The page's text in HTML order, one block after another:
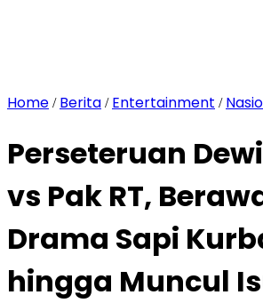
Home / Berita / Entertainment /
Perseteruan
vs Pak RT,
Drama Sapi
hingga Muncul